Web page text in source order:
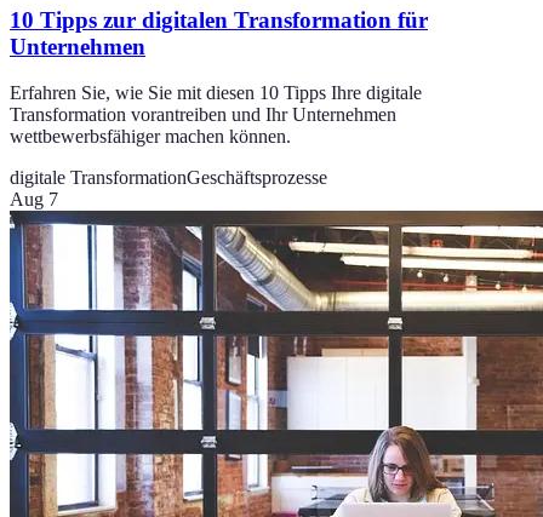
10 Tipps zur digitalen Transformation für
Unternehmen
Erfahren Sie, wie Sie mit diesen 10 Tipps Ihre digitale
Transformation vorantreiben und Ihr Unternehmen
wettbewerbsfähiger machen können.
digitale TransformationGeschäftsprozesse
Aug 7